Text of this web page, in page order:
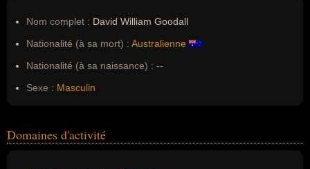
Nom complet : David William Goodall
Nationalité (à sa mort) : Australienne
Nationalité (à sa naissance) : --
Sexe : Masculin
Domaines d'activité